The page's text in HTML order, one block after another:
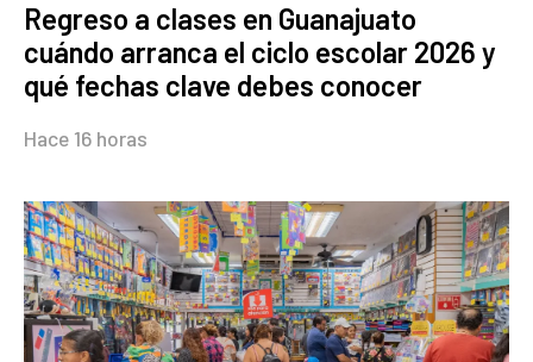
Regreso a clases en Guanajuato
cuándo arranca el ciclo escolar 2026 y
qué fechas clave debes conocer
Hace 16 horas